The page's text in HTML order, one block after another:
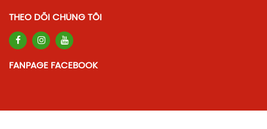
THEO DÕI CHÚNG TÔI
FANPAGE FACEBOOK